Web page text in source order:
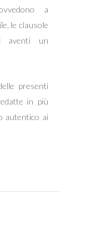
a
le clausole
aventi un
presenti
in più
autentico ai